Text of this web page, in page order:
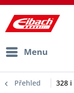
Menu
Přehled 328 i